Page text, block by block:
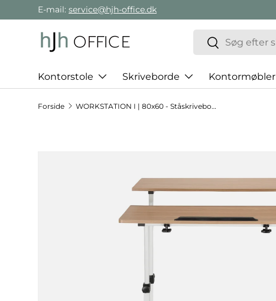
Gå direkte til indholdet
E-mail: service@hjh-office.dk
Søg
Søg
Kontorstole Skriveborde Kontormøbler
Forside WORKSTATION I | 80x60 - Ståskrivebord